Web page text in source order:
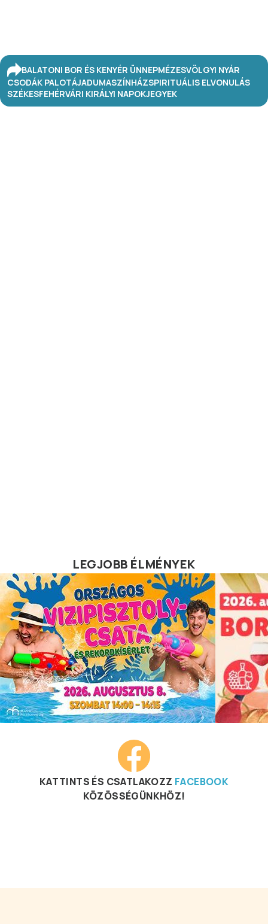
BALATONI BOR ÉS KENYÉR ÜNNEPMÉZESVÖLGYI NYÁR
CSODÁK PALOTÁJADUMASZÍNHÁZSPIRITUÁLIS ELVONULÁS
SZÉKESFEHÉRVÁRI KIRÁLYI NAPOKJEGYEK
LEGJOBB ÉLMÉNYEK
KATTINTS ÉS CSATLAKOZZ FACEBOOK
KÖZÖSSÉGÜNKHÖZ!